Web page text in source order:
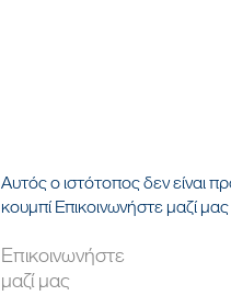
Αυτός ο ιστότοπος δεν είναι
κουμπί Επικοινωνήστε μαζί
Επικοινωνήστε
μαζί μας